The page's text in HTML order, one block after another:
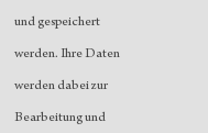
und gespeichert
werden. Ihre Daten
werden dabei zur
Bearbeitung und